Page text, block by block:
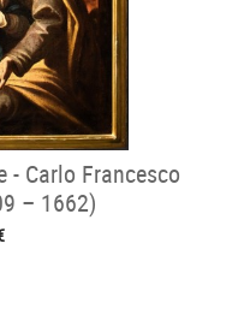
- Carlo Francesco
– 1662)